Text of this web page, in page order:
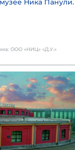
Ника Панули.
ООО «НИЦ» «Д.У.»